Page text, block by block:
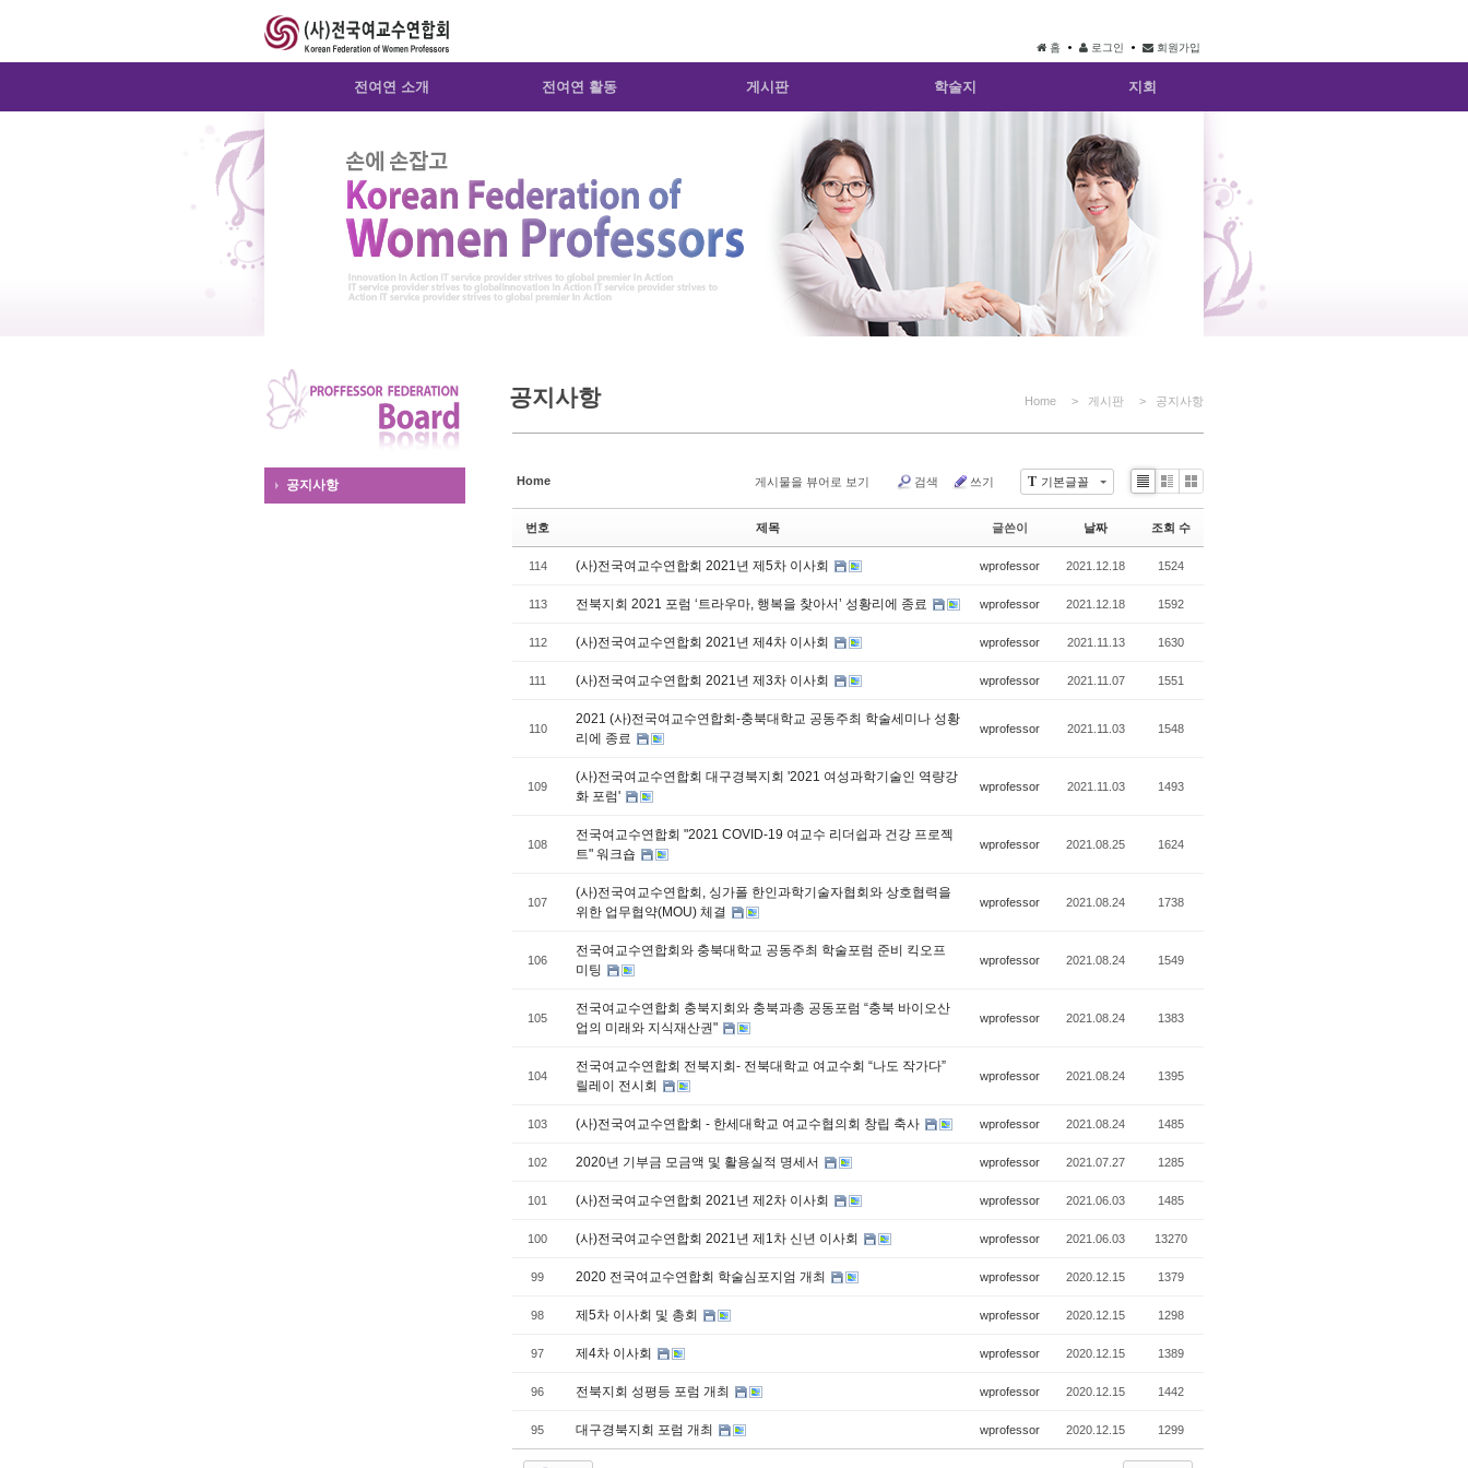
홈 로그인 회원가입
전여연 소개 전여연 활동 게시판 학술지 지회
공지사항
공지사항 Home > 게시판 > 공지사항
Home T 기본글꼴
게시물을 뷰어로 보기 검색 쓰기
Li
Zi
e
G
le
번호 제목 글쓴이 날짜 조회 수
114 (사)전국여교수연합회 2021년 제5차 이사회 wprofessor 2021.12.18 1524
113 전북지회 2021 포럼 ‘트라우마, 행복을 찾아서’ 성황리에 종료 wprofessor 2021.12.18 1592
112 (사)전국여교수연합회 2021년 제4차 이사회 wprofessor 2021.11.13 1630
111 (사)전국여교수연합회 2021년 제3차 이사회 wprofessor 2021.11.07 1551
110
2021 (사)전국여교수연합회-충북대학교 공동주최 학술세미나 성황
리에 종료
wprofessor 2021.11.03 1548
109
(사)전국여교수연합회 대구경북지회 '2021 여성과학기술인 역량강
화 포럼'
wprofessor 2021.11.03 1493
108
전국여교수연합회 "2021 COVID-19 여교수 리더쉽과 건강 프로젝
트" 워크숍
wprofessor 2021.08.25 1624
107
(사)전국여교수연합회, 싱가폴 한인과학기술자협회와 상호협력을
위한 업무협약(MOU) 체결
wprofessor 2021.08.24 1738
106
전국여교수연합회와 충북대학교 공동주최 학술포럼 준비 킥오프
미팅
wprofessor 2021.08.24 1549
105
전국여교수연합회 충북지회와 충북과총 공동포럼 “충북 바이오산
업의 미래와 지식재산권"
wprofessor 2021.08.24 1383
104
전국여교수연합회 전북지회- 전북대학교 여교수회 “나도 작가다”
릴레이 전시회
wprofessor 2021.08.24 1395
103 (사)전국여교수연합회 - 한세대학교 여교수협의회 창립 축사 wprofessor 2021.08.24 1485
102 2020년 기부금 모금액 및 활용실적 명세서 wprofessor 2021.07.27 1285
101 (사)전국여교수연합회 2021년 제2차 이사회 wprofessor 2021.06.03 1485
100 (사)전국여교수연합회 2021년 제1차 신년 이사회 wprofessor 2021.06.03 13270
99 2020 전국여교수연합회 학술심포지엄 개최 wprofessor 2020.12.15 1379
98 제5차 이사회 및 총회 wprofessor 2020.12.15 1298
97 제4차 이사회 wprofessor 2020.12.15 1389
96 전북지회 성평등 포럼 개최 wprofessor 2020.12.15 1442
95 대구경북지회 포럼 개최 wprofessor 2020.12.15 1299